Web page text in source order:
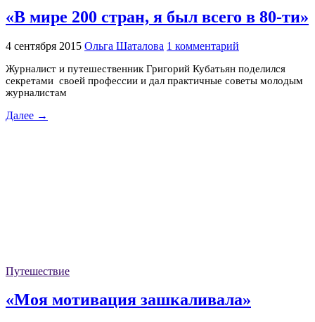
«В мире 200 стран, я был всего в 80-ти»
4 сентября 2015 Ольга Шаталова 1 комментарий
Журналист и путешественник Григорий Кубатьян поделился
секретами своей профессии и дал практичные советы молодым
журналистам
Далее →
Путешествие
«Моя мотивация зашкаливала»